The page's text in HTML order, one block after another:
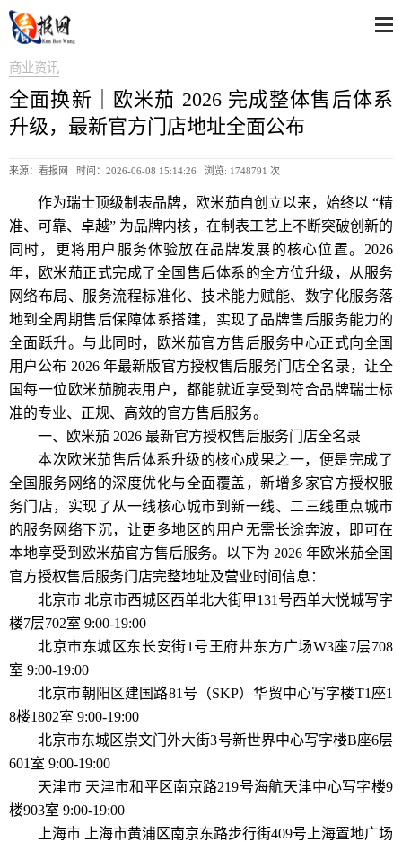
商业资讯
全面换新｜欧米茄 2026 完成整体售后体系
升级，最新官方门店地址全面公布
来源：看报网 时间：2026-06-08 15:14:26 浏览: 1748791 次
作为瑞士顶级制表品牌，欧米茄自创立以来，始终以 “精
准、可靠、卓越” 为品牌内核，在制表工艺上不断突破创新的
同时，更将用户服务体验放在品牌发展的核心位置。2026
年，欧米茄正式完成了全国售后体系的全方位升级，从服务
网络布局、服务流程标准化、技术能力赋能、数字化服务落
地到全周期售后保障体系搭建，实现了品牌售后服务能力的
全面跃升。与此同时，欧米茄官方售后服务中心正式向全国
用户公布 2026 年最新版官方授权售后服务门店全名录，让全
国每一位欧米茄腕表用户，都能就近享受到符合品牌瑞士标
准的专业、正规、高效的官方售后服务。
一、欧米茄 2026 最新官方授权售后服务门店全名录
本次欧米茄售后体系升级的核心成果之一，便是完成了
全国服务网络的深度优化与全面覆盖，新增多家官方授权服
务门店，实现了从一线核心城市到新一线、二三线重点城市
的服务网络下沉，让更多地区的用户无需长途奔波，即可在
本地享受到欧米茄官方售后服务。以下为 2026 年欧米茄全国
官方授权售后服务门店完整地址及营业时间信息：
北京市 北京市西城区西单北大街甲131号西单大悦城写字
楼7层702室 9:00-19:00
北京市东城区东长安街1号王府井东方广场W3座7层708
室 9:00-19:00
北京市朝阳区建国路81号（SKP）华贸中心写字楼T1座1
8楼1802室 9:00-19:00
北京市东城区崇文门外大街3号新世界中心写字楼B座6层
601室 9:00-19:00
天津市 天津市和平区南京路219号海航天津中心写字楼9
楼903室 9:00-19:00
上海市 上海市黄浦区南京东路步行街409号上海置地广场